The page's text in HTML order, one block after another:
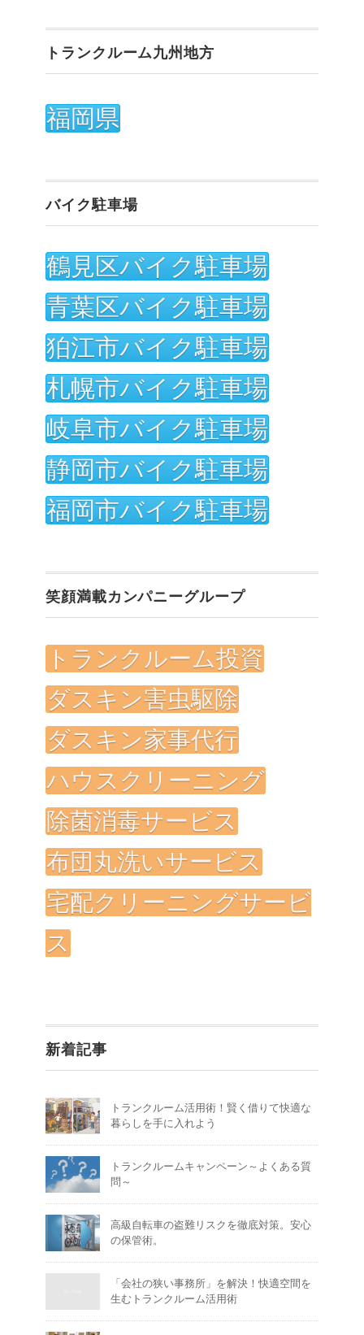
トランクルーム九州地方
福岡県
バイク駐車場
鶴見区バイク駐車場
青葉区バイク駐車場
狛江市バイク駐車場
札幌市バイク駐車場
岐阜市バイク駐車場
静岡市バイク駐車場
福岡市バイク駐車場
笑顔満載カンパニーグループ
トランクルーム投資
ダスキン害虫駆除
ダスキン家事代行
ハウスクリーニング
除菌消毒サービス
布団丸洗いサービス
宅配クリーニングサービ
ス
新着記事
トランクルーム活用術！賢く借りて快適な
暮らしを手に入れよう
トランクルームキャンペーン～よくある質
問～
高級自転車の盗難リスクを徹底対策。安心
の保管術。
「会社の狭い事務所」を解決！快適空間を
生むトランクルーム活用術